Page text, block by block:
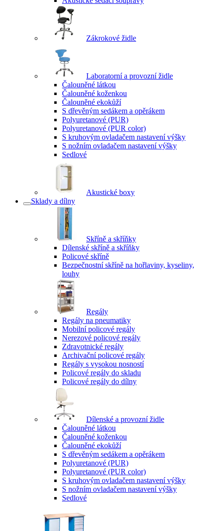
Zákrokové židle
Laboratorní a provozní židle
Čalouněné látkou
Čalouněné koženkou
Čalouněné ekokůží
S dřevěným sedákem a opěrákem
Polyuretanové (PUR)
Polyuretanové (PUR color)
S kruhovým ovladačem nastavení výšky
S nožním ovladačem nastavení výšky
Sedlové
Akustické boxy
Sklady a dílny
Skříně a skříňky
Dílenské skříně a skříňky
Policové skříně
Bezpečnostní skříně na hořlaviny, kyseliny,
louhy
Regály
Regály na pneumatiky
Mobilní policové regály
Nerezové policové regály
Zdravotnické regály
Archivační policové regály
Regály s vysokou nosností
Policové regály do skladu
Policové regály do dílny
Dílenské a provozní židle
Čalouněné látkou
Čalouněné koženkou
Čalouněné ekokůží
S dřevěným sedákem a opěrákem
Polyuretanové (PUR)
Polyuretanové (PUR color)
S kruhovým ovladačem nastavení výšky
S nožním ovladačem nastavení výšky
Sedlové